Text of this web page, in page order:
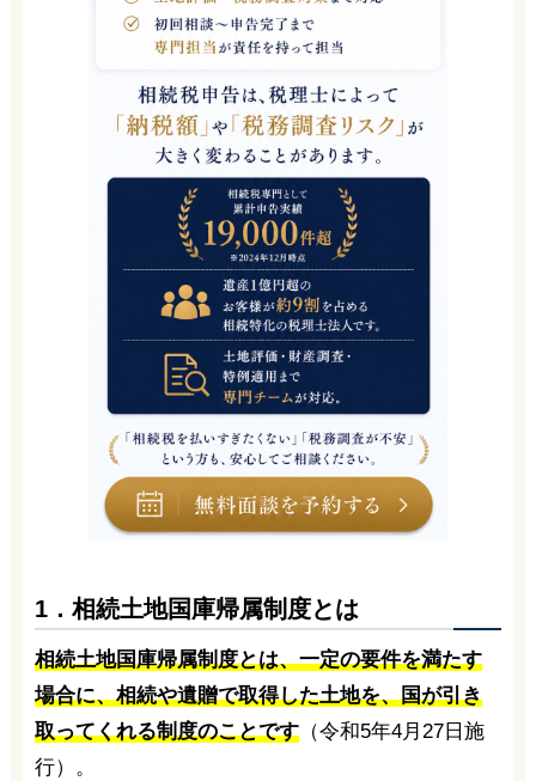
1．相続土地国庫帰属制度とは
相続土地国庫帰属制度とは、一定の要件を満たす
場合に、相続や遺贈で取得した土地を、国が引き
取ってくれる制度のことです（令和5年4月27日施
行）。